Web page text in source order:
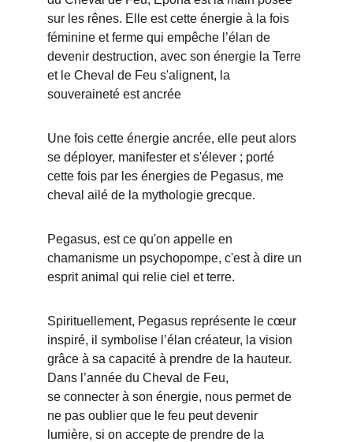
sur les rênes. Elle est cette énergie à la fois
féminine et ferme qui empêche l’élan de
devenir destruction, avec son énergie la Terre
et le Cheval de Feu s'alignent, la
souveraineté est ancrée
Une fois cette énergie ancrée, elle peut alors
se déployer, manifester et s'élever ; porté
cette fois par les énergies de Pegasus, me
cheval ailé de la mythologie grecque.
Pegasus, est ce qu'on appelle en
chamanisme un psychopompe, c'est à dire un
esprit animal qui relie ciel et terre.
Spirituellement, Pegasus représente le cœur
inspiré, il symbolise l’élan créateur, la vision
grâce à sa capacité à prendre de la hauteur.
Dans l’année du Cheval de Feu,
se connecter à son énergie, nous permet de
ne pas oublier que le feu peut devenir
lumière, si on accepte de prendre de la